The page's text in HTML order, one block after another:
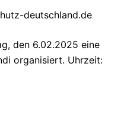
deutschland.de
den 6.02.2025 eine
organisiert. Uhrzeit: